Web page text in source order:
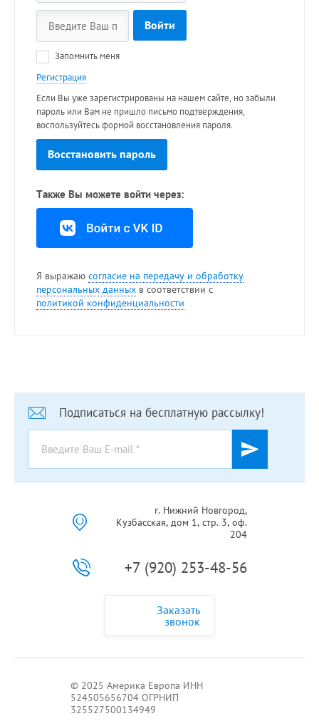
Войти
Запомнить меня
Регистрация
Если Вы уже зарегистрированы на нашем сайте, но забыли
пароль или Вам не пришло письмо подтверждения,
воспользуйтесь формой восстановления пароля.
Восстановить пароль
Также Вы можете войти через:
Я выражаю согласие на передачу и обработку
персональных данных в соответствии с
политикой конфиденциальности
Подписаться на бесплатную рассылку!
г. Нижний Новгород,
Кузбасская, дом 1, стр. 3, оф.
204
+7 (920) 253-48-56
Заказать
звонок
© 2025 Америка Европа ИНН
524505656704 ОГРНИП
325527500134949